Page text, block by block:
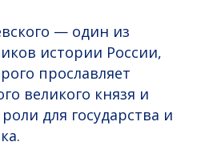
— один из
истории России,
прославляет
великого князя и
для государства и